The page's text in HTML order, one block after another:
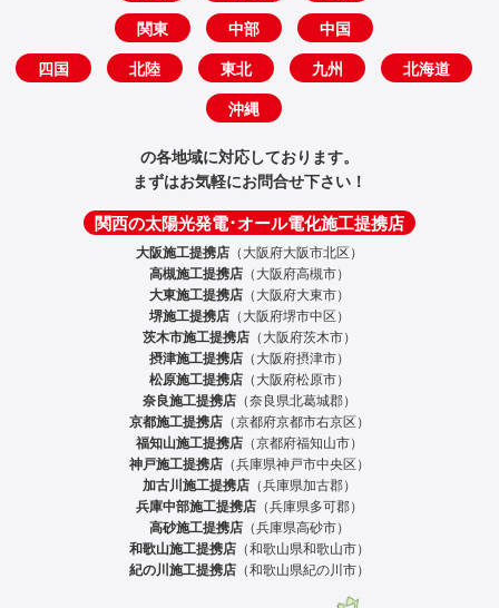
関東 中部 中国
四国 北陸 東北 九州 北海道
沖縄
の各地域に対応しております。
まずはお気軽にお問合せ下さい！
関西の太陽光発電･オール電化施工提携店
大阪施工提携店 （大阪府大阪市北区）
高槻施工提携店 （大阪府高槻市）
大東施工提携店 （大阪府大東市）
堺施工提携店 （大阪府堺市中区）
茨木市施工提携店 （大阪府茨木市）
摂津施工提携店 （大阪府摂津市）
松原施工提携店 （大阪府松原市）
奈良施工提携店 （奈良県北葛城郡）
京都施工提携店 （京都府京都市右京区）
福知山施工提携店 （京都府福知山市）
神戸施工提携店 （兵庫県神戸市中央区）
加古川施工提携店 （兵庫県加古郡）
兵庫中部施工提携店 （兵庫県多可郡）
高砂施工提携店 （兵庫県高砂市）
和歌山施工提携店 （和歌山県和歌山市）
紀の川施工提携店 （和歌山県紀の川市）